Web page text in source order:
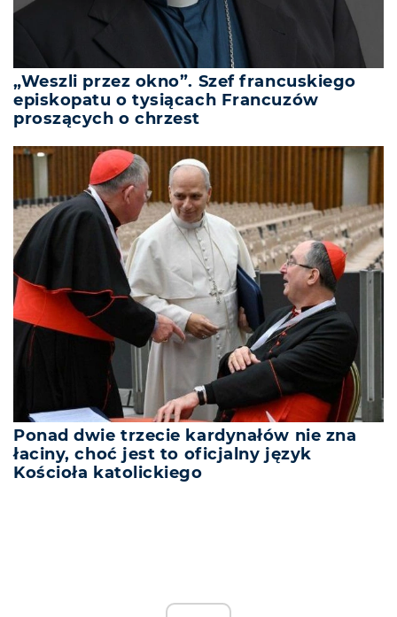
„Weszli przez okno”. Szef francuskiego
episkopatu o tysiącach Francuzów
proszących o chrzest
Ponad dwie trzecie kardynałów nie zna
łaciny, choć jest to oficjalny język
Kościoła katolickiego